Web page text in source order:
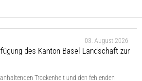
03. August 2026
des Kanton Basel-Landschaft zur
Trockenheit und den fehlenden